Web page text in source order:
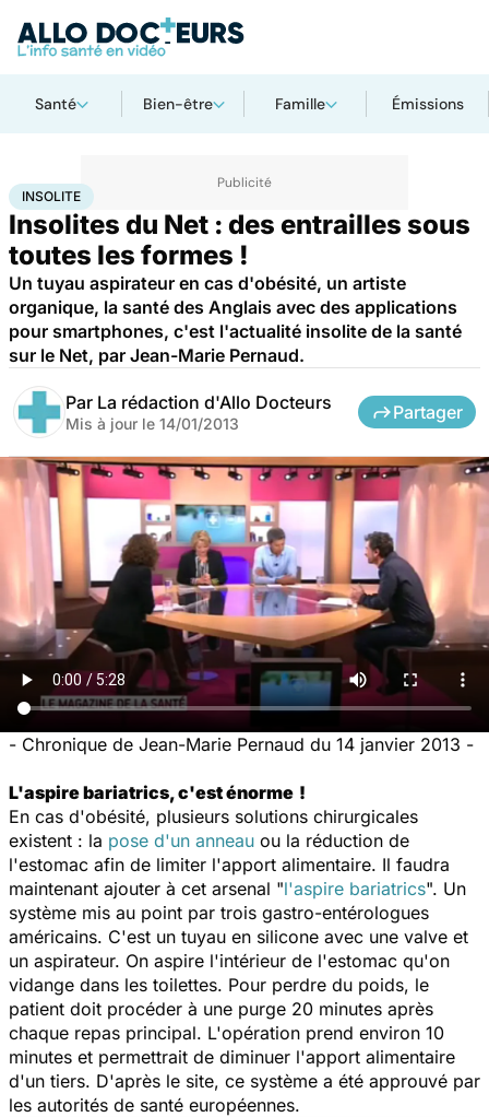
Santé Bien-être Famille Émissions
AccueilSanté
INSOLITE
Insolites du Net : des entrailles sous
toutes les formes !
Un tuyau aspirateur en cas d'obésité, un artiste
organique, la santé des Anglais avec des applications
pour smartphones, c'est l'actualité insolite de la santé
sur le Net, par Jean-Marie Pernaud.
Par La rédaction d'Allo Docteurs
Mis à jour le 14/01/2013
Partager
- Chronique de Jean-Marie Pernaud du 14 janvier 2013 -
L'aspire bariatrics, c'est énorme !
En cas d'obésité, plusieurs solutions chirurgicales
existent : la pose d'un anneau ou la réduction de
l'estomac afin de limiter l'apport alimentaire. Il faudra
maintenant ajouter à cet arsenal "l'aspire bariatrics". Un
système mis au point par trois gastro-entérologues
américains. C'est un tuyau en silicone avec une valve et
un aspirateur. On aspire l'intérieur de l'estomac qu'on
vidange dans les toilettes. Pour perdre du poids, le
patient doit procéder à une purge 20 minutes après
chaque repas principal. L'opération prend environ 10
minutes et permettrait de diminuer l'apport alimentaire
d'un tiers. D'après le site, ce système a été approuvé par
les autorités de santé européennes.